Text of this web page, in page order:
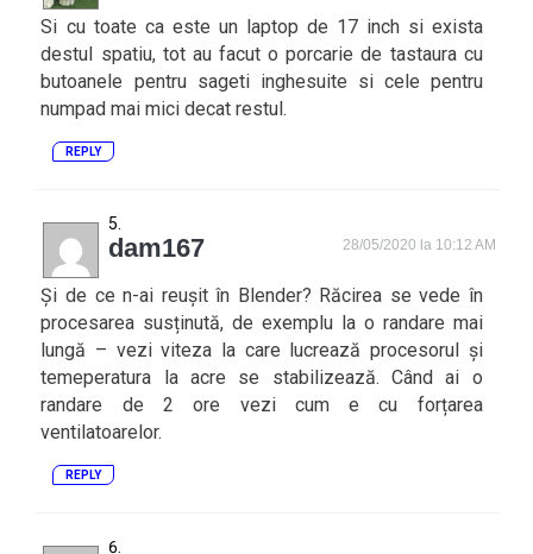
Si cu toate ca este un laptop de 17 inch si exista
destul spatiu, tot au facut o porcarie de tastaura cu
butoanele pentru sageti inghesuite si cele pentru
numpad mai mici decat restul.
REPLY
dam167 28/05/2020 la 10:12 AM
Și de ce n-ai reușit în Blender? Răcirea se vede în
procesarea susținută, de exemplu la o randare mai
lungă – vezi viteza la care lucrează procesorul și
temeperatura la acre se stabilizează. Când ai o
randare de 2 ore vezi cum e cu forțarea
ventilatoarelor.
REPLY